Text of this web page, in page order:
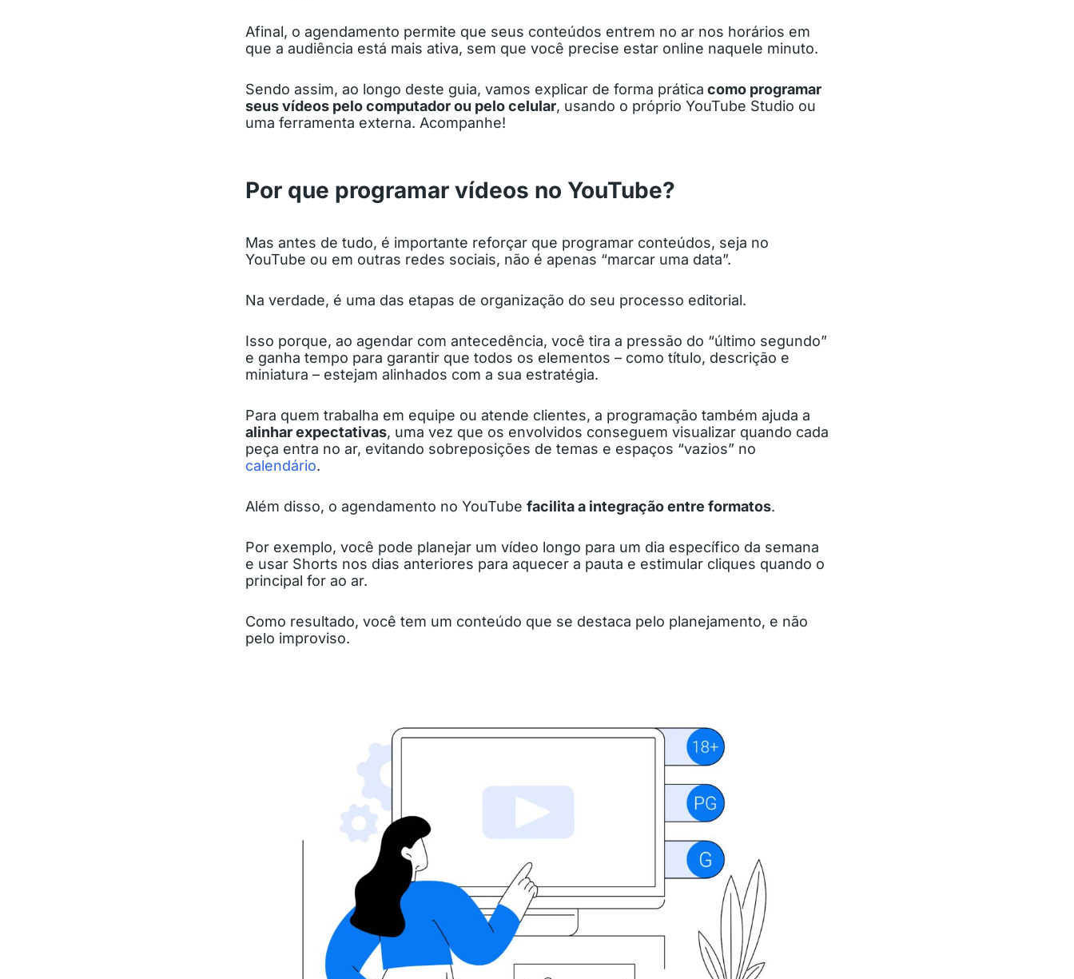
Afinal, o agendamento permite que seus conteúdos entrem no ar nos horários em
que a audiência está mais ativa, sem que você precise estar online naquele minuto.
Sendo assim, ao longo deste guia, vamos explicar de forma prática como programar
seus vídeos pelo computador ou pelo celular, usando o próprio YouTube Studio ou
uma ferramenta externa. Acompanhe!
Por que programar vídeos no YouTube?
Mas antes de tudo, é importante reforçar que programar conteúdos, seja no
YouTube ou em outras redes sociais, não é apenas “marcar uma data”.
Na verdade, é uma das etapas de organização do seu processo editorial.
Isso porque, ao agendar com antecedência, você tira a pressão do “último segundo”
e ganha tempo para garantir que todos os elementos – como título, descrição e
miniatura – estejam alinhados com a sua estratégia.
Para quem trabalha em equipe ou atende clientes, a programação também ajuda a
alinhar expectativas, uma vez que os envolvidos conseguem visualizar quando cada
peça entra no ar, evitando sobreposições de temas e espaços “vazios” no
calendário.
Além disso, o agendamento no YouTube facilita a integração entre formatos.
Por exemplo, você pode planejar um vídeo longo para um dia específico da semana
e usar Shorts nos dias anteriores para aquecer a pauta e estimular cliques quando o
principal for ao ar.
Como resultado, você tem um conteúdo que se destaca pelo planejamento, e não
pelo improviso.